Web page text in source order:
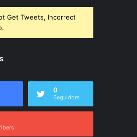
Get Tweets, Incorrect
0
Seguidors